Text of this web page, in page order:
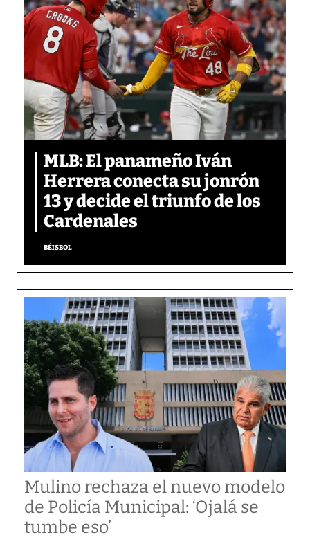
MLB: El panameño Iván
Herrera conecta su jonrón
13 y decide el triunfo de los
Cardenales
BÉISBOL
Mulino rechaza el nuevo modelo
de Policía Municipal: ‘Ojalá se
tumbe eso’